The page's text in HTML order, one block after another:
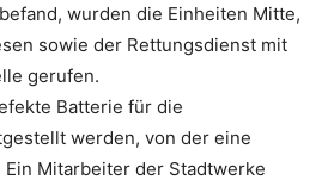
wurden die Einheiten Mitte,
sowie der Rettungsdienst mit
gerufen.
Batterie für die
werden, von der eine
Mitarbeiter der Stadtwerke